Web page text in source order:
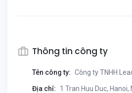
Thông tin công ty
Tên công ty: Công ty TNHH
Địa chỉ: 1 Tran Huu Duc, Hanoi,